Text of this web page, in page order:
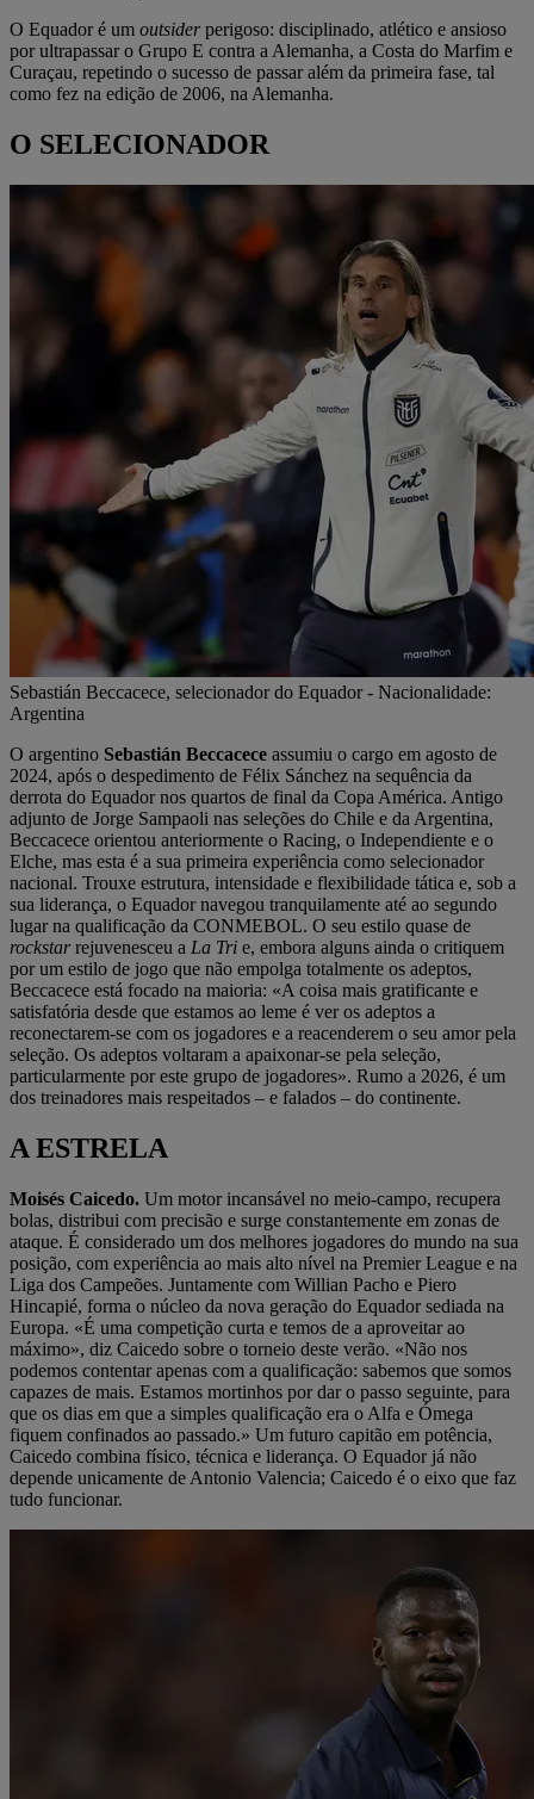
O Equador é um outsiderperigoso: disciplinado, atlético e ansioso
por ultrapassar o Grupo E contra a Alemanha, a Costa do Marfim e
Curaçau, repetindo o sucesso de passar além da primeira fase, tal
como fez na edição de 2006, na Alemanha.
O SELECIONADOR
Sebastián Beccacece, selecionador do Equador - Nacionalidade:
Argentina
O argentino Sebastián Beccacece assumiu o cargo em agosto de
2024, após o despedimento de Félix Sánchez na sequência da
derrota do Equador nos quartos de final da Copa América. Antigo
adjunto de Jorge Sampaoli nas seleções do Chile e da Argentina,
Beccacece orientou anteriormente o Racing, o Independiente e o
Elche, mas esta é a sua primeira experiência como selecionador
nacional. Trouxe estrutura, intensidade e flexibilidade tática e, sob a
sua liderança, o Equador navegou tranquilamente até ao segundo
lugar na qualificação da CONMEBOL. O seu estilo quase de
rockstarrejuvenesceu a La Tri e, embora alguns ainda o critiquem
por um estilo de jogo que não empolga totalmente os adeptos,
Beccacece está focado na maioria: «A coisa mais gratificante e
satisfatória desde que estamos ao leme é ver os adeptos a
reconectarem-se com os jogadores e a reacenderem o seu amor pela
seleção. Os adeptos voltaram a apaixonar-se pela seleção,
particularmente por este grupo de jogadores». Rumo a 2026, é um
dos treinadores mais respeitados – e falados – do continente.
A ESTRELA
Moisés Caicedo. Um motor incansável no meio-campo, recupera
bolas, distribui com precisão e surge constantemente em zonas de
ataque. É considerado um dos melhores jogadores do mundo na sua
posição, com experiência ao mais alto nível na Premier League e na
Liga dos Campeões. Juntamente com Willian Pacho e Piero
Hincapié, forma o núcleo da nova geração do Equador sediada na
Europa. «É uma competição curta e temos de a aproveitar ao
máximo», diz Caicedo sobre o torneio deste verão. «Não nos
podemos contentar apenas com a qualificação: sabemos que somos
capazes de mais. Estamos mortinhos por dar o passo seguinte, para
que os dias em que a simples qualificação era o Alfa e Ómega
fiquem confinados ao passado.» Um futuro capitão em potência,
Caicedo combina físico, técnica e liderança. O Equador já não
depende unicamente de Antonio Valencia; Caicedo é o eixo que faz
tudo funcionar.